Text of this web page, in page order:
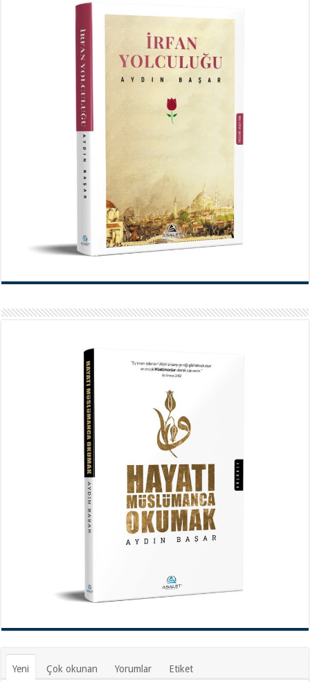
Yeni Çok okunan Yorumlar Etiket